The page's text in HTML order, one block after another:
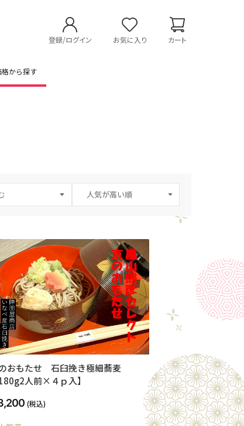
登録/ログイン お気に入り カート
格から探す
おもたせ 石臼挽き極細蕎麦
180g2人前×４ｐ入】
(税込)